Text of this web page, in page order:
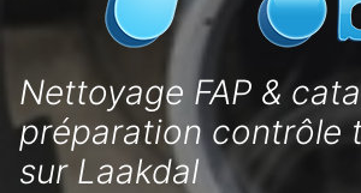
Nettoyage FAP &
préparation contrôle
sur Laakdal